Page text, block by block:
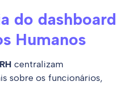
do dashboard
Humanos
centralizam
sobre os funcionários,